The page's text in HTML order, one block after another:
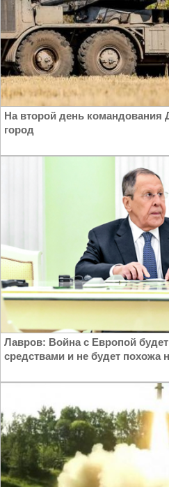
На второй день
город
Лавров: Война с Европой
средствами и не будет похожа